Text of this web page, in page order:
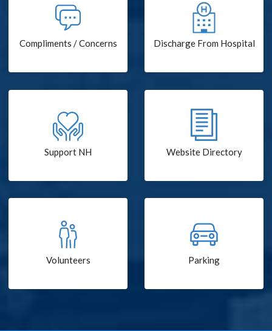
Compliments / Concerns Discharge From Hospital
Support NH Website Directory
Volunteers Parking